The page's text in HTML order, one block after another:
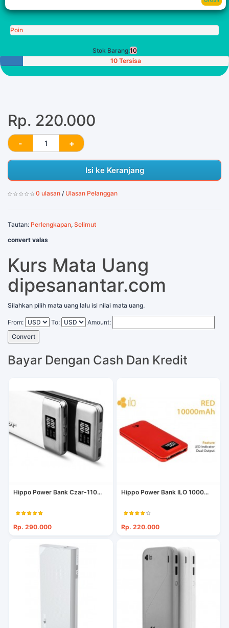
Poin
Stok Barang:10
10 Tersisa
Rp. 220.000
Isi ke Keranjang
0 ulasan / Ulasan Pelanggan
Tautan: Perlengkapan, Selimut
convert valas
Kurs Mata Uang
dipesanantar.com
Silahkan pilih mata uang lalu isi nilai mata uang.
From: To:
Amount:
Convert
Bayar Dengan Cash Dan Kredit
Hippo Power Bank Czar-110...
Rp. 290.000
Hippo Power Bank ILO 1000...
Rp. 220.000